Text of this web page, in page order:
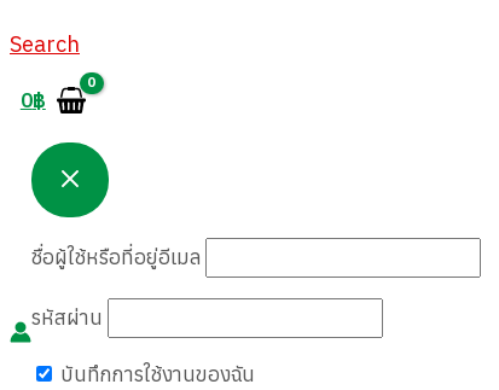
Search
0฿
ชื่อผู้ใช้หรือที่อยู่อีเมล
รหัสผ่าน
บันทึกการใช้งานของฉัน